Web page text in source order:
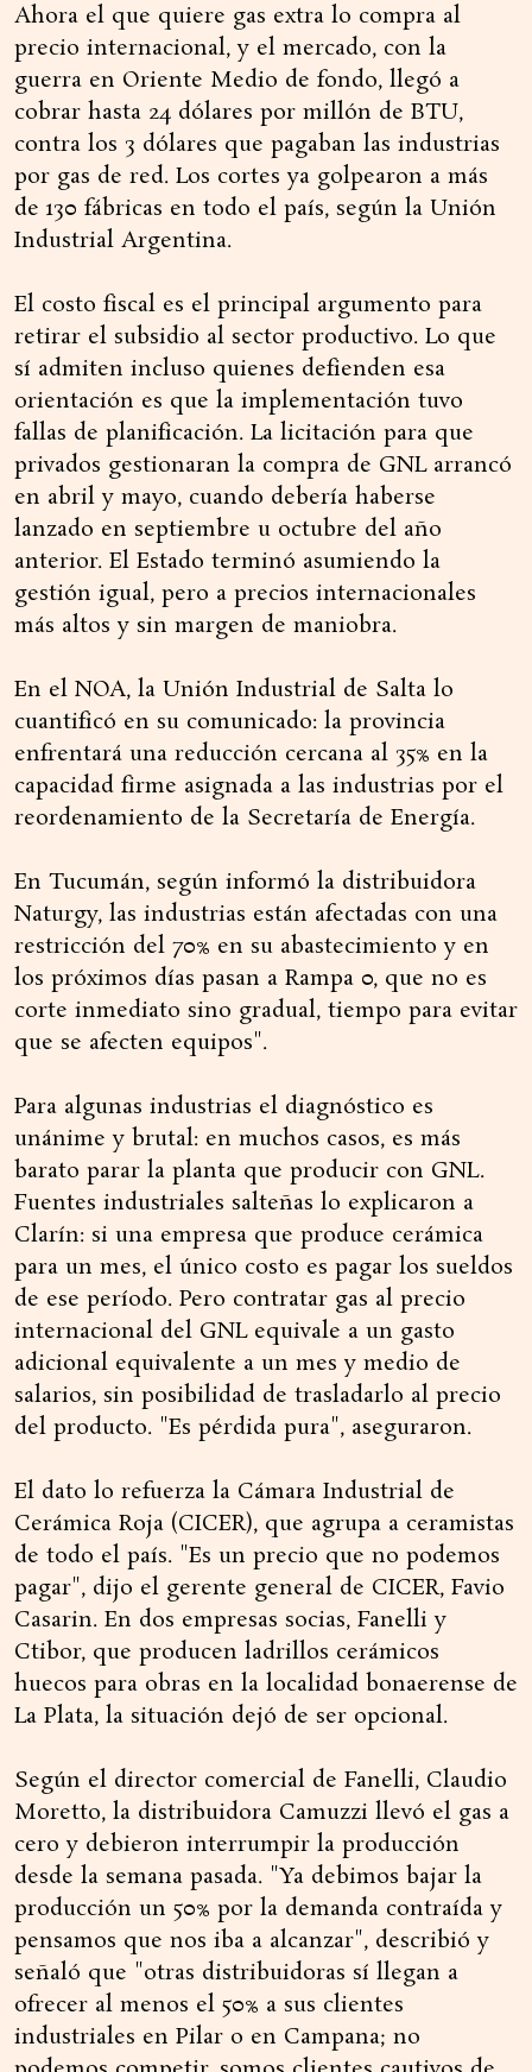
Ahora el que quiere gas extra lo compra al
precio internacional, y el mercado, con la
guerra en Oriente Medio de fondo, llegó a
cobrar hasta 24 dólares por millón de BTU,
contra los 3 dólares que pagaban las industrias
por gas de red. Los cortes ya golpearon a más
de 130 fábricas en todo el país, según la Unión
Industrial Argentina.
El costo fiscal es el principal argumento para
retirar el subsidio al sector productivo. Lo que
sí admiten incluso quienes defienden esa
orientación es que la implementación tuvo
fallas de planificación. La licitación para que
privados gestionaran la compra de GNL arrancó
en abril y mayo, cuando debería haberse
lanzado en septiembre u octubre del año
anterior. El Estado terminó asumiendo la
gestión igual, pero a precios internacionales
más altos y sin margen de maniobra.
En el NOA, la Unión Industrial de Salta lo
cuantificó en su comunicado: la provincia
enfrentará una reducción cercana al 35% en la
capacidad firme asignada a las industrias por el
reordenamiento de la Secretaría de Energía.
En Tucumán, según informó la distribuidora
Naturgy, las industrias están afectadas con una
restricción del 70% en su abastecimiento y en
los próximos días pasan a Rampa 0, que no es
corte inmediato sino gradual, tiempo para evitar
que se afecten equipos".
Para algunas industrias el diagnóstico es
unánime y brutal: en muchos casos, es más
barato parar la planta que producir con GNL.
Fuentes industriales salteñas lo explicaron a
Clarín: si una empresa que produce cerámica
para un mes, el único costo es pagar los sueldos
de ese período. Pero contratar gas al precio
internacional del GNL equivale a un gasto
adicional equivalente a un mes y medio de
salarios, sin posibilidad de trasladarlo al precio
del producto. "Es pérdida pura", aseguraron.
El dato lo refuerza la Cámara Industrial de
Cerámica Roja (CICER), que agrupa a ceramistas
de todo el país. "Es un precio que no podemos
pagar", dijo el gerente general de CICER, Favio
Casarin. En dos empresas socias, Fanelli y
Ctibor, que producen ladrillos cerámicos
huecos para obras en la localidad bonaerense de
La Plata, la situación dejó de ser opcional.
Según el director comercial de Fanelli, Claudio
Moretto, la distribuidora Camuzzi llevó el gas a
cero y debieron interrumpir la producción
desde la semana pasada. "Ya debimos bajar la
producción un 50% por la demanda contraída y
pensamos que nos iba a alcanzar", describió y
señaló que "otras distribuidoras sí llegan a
ofrecer al menos el 50% a sus clientes
industriales en Pilar o en Campana; no